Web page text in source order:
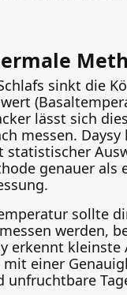
sinkt die
lässt sich
messen.
statistischer
genauer als
sollte
werden,
erkennt kleinste
einer
unfruchtbare